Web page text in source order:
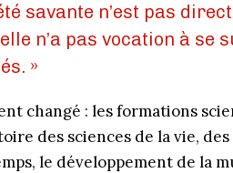
savante n’est pas
n’a pas vocation à se
»
changé : les formations
des sciences de la vie,
le développement de la